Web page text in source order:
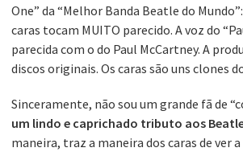
One” da “Melhor Banda Beatle do
caras tocam MUITO parecido. A voz do
parecida com o do Paul McCartney. A
discos originais. Os caras são uns clones
Sinceramente, não sou um grande fã de
um lindo e caprichado tributo aos
maneira, traz a maneira dos caras de ver a